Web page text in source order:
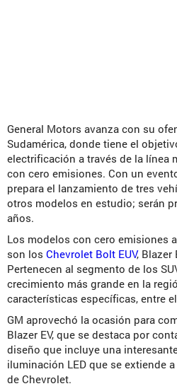
General Motors avanza con su
Sudamérica, donde tiene el
electrificación a través de la línea
con cero emisiones. Con un
prepara el lanzamiento de tres
otros modelos en estudio; serán
años.
Los modelos con cero emisiones
son los Chevrolet Bolt EUV, Blazer
Pertenecen al segmento de los
crecimiento más grande en la
características específicas, entre
GM aprovechó la ocasión para
Blazer EV, que se destaca por
diseño que incluye una
iluminación LED que se extiende
de Chevrolet.